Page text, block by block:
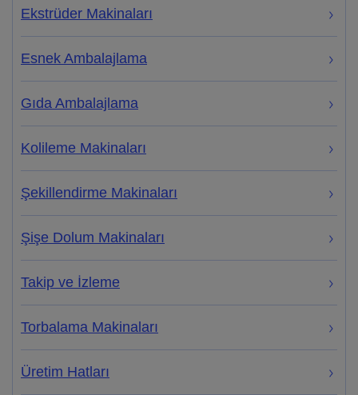
Ekstrüder Makinaları
Esnek Ambalajlama
Gıda Ambalajlama
Kolileme Makinaları
Şekillendirme Makinaları
Şişe Dolum Makinaları
Takip ve İzleme
Torbalama Makinaları
Üretim Hatları